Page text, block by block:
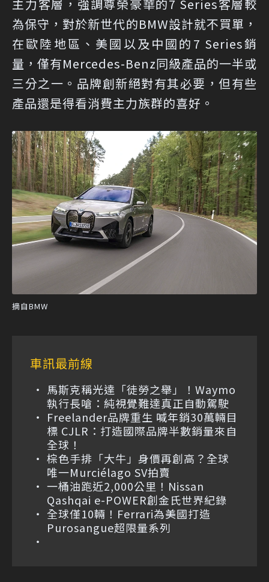
主力客層，強調尊榮豪華的7 Series客層較
為保守，對於新世代的BMW設計就不買單，
在歐陸地區、美國以及中國的7 Series銷
量，僅有Mercedes-Benz同級產品的一半或
三分之一。品牌創新絕對有其必要，但有些
產品還是得看消費主力族群的喜好。
摘自BMW
車訊最前線
馬斯克稱光達「徒勞之舉」！Waymo
執行長嗆：純視覺難達真正自動駕駛
Freelander品牌重生 喊年銷30萬輛目
標 CJLR：打造國際品牌半數銷量來自
全球！
棕色手排「大牛」身價再創高？全球
唯一Murciélago SV拍賣
一桶油跑近2,000公里！Nissan
Qashqai e-POWER創金氏世界紀錄
全球僅10輛！Ferrari為美國打造
Purosangue超限量系列